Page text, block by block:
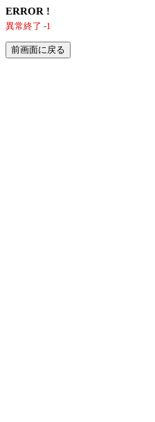
ERROR !
異常終了 -1